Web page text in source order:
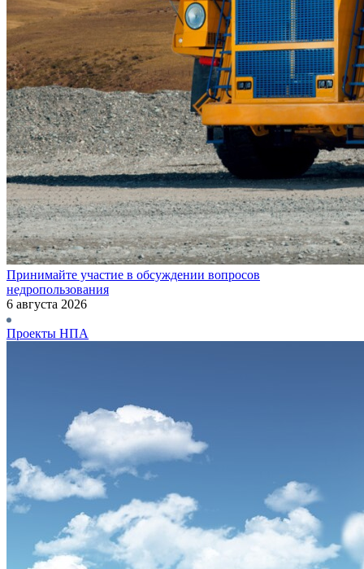
Принимайте участие в обсуждении вопросов
недропользования
6 августа 2026
Проекты НПА